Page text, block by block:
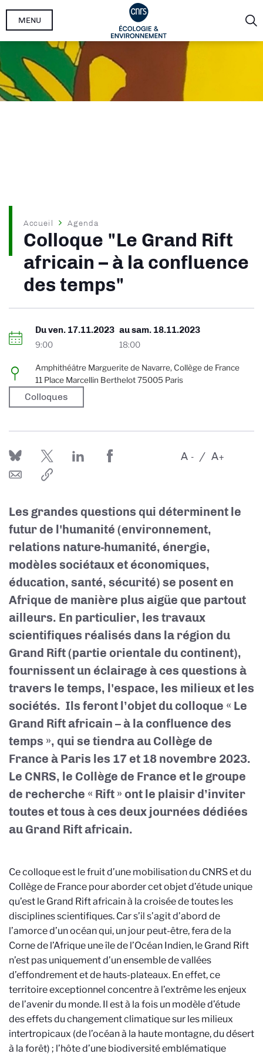
Aller
MENU
Fil
d'Ariane
Accueil Agenda
Colloque "Le Grand Rift
africain – à la confluence
des temps"
Duven. 17.11.2023
9:00
ausam. 18.11.2023
18:00
Amphithéâtre Marguerite de Navarre, Collège de France
11 Place Marcellin Berthelot 75005 Paris
Colloques
-
A +
A
Les grandes questions qui déterminent le
futur de l'humanité (environnement,
relations nature-humanité, énergie,
modèles sociétaux et économiques,
éducation, santé, sécurité) se posent en
Afrique de manière plus aigüe que partout
ailleurs. En particulier, les travaux
scientifiques réalisés dans la région du
Grand Rift (partie orientale du continent),
fournissent un éclairage à ces questions à
travers le temps, l'espace, les milieux et les
sociétés. Ils feront l’objet du colloque « Le
Grand Rift africain – à la confluence des
temps », qui se tiendra au Collège de
France à Paris les 17 et 18 novembre 2023.
Le CNRS, le Collège de France et le groupe
de recherche « Rift » ont le plaisir d’inviter
toutes et tous à ces deux journées dédiées
au Grand Rift africain.
Ce colloque est le fruit d’une mobilisation du CNRS et du
Collège de France pour aborder cet objet d’étude unique
qu’est le Grand Rift africain à la croisée de toutes les
disciplines scientifiques. Car s’il s’agit d’abord de
l’amorce d’un océan qui, un jour peut-être, fera de la
Corne de l’Afrique une île de l’Océan Indien, le Grand Rift
n’est pas uniquement d’un ensemble de vallées
d’effondrement et de hauts-plateaux. En effet, ce
territoire exceptionnel concentre à l’extrême les enjeux
de l’avenir du monde. Il est à la fois un modèle d’étude
des effets du changement climatique sur les milieux
intertropicaux (de l’océan à la haute montagne, du désert
à la forêt) ; l’hôte d’une biodiversité emblématique